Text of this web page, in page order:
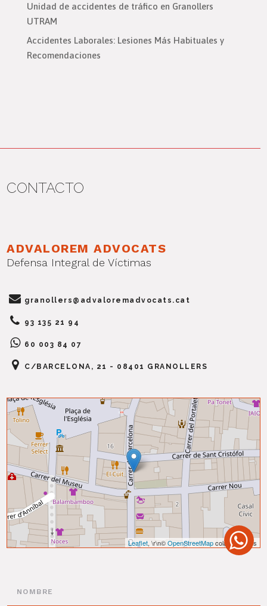
Unidad de accidentes de tráfico en Granollers
UTRAM
Accidentes Laborales: Lesiones Más Habituales y
Recomendaciones
CONTACTO
ADVALOREM ADVOCATS
Defensa Integral de Víctimas
granollers@advaloremadvocats.cat
93 135 21 94
60 003 84 07
C/BARCELONA, 21 - 08401 GRANOLLERS
Leaflet, \r\n©OpenStreetMapcolaboradores